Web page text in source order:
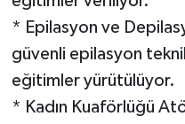
* Epilasyon ve
güvenli epilasyon
eğitimler yürütülüyor.
* Kadın Kuaförlüğü